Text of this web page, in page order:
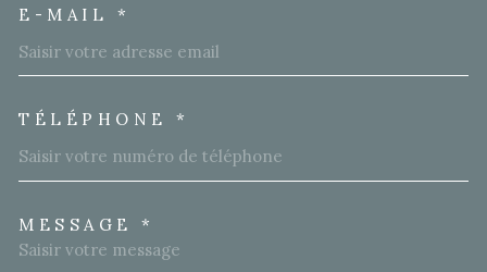
E-MAIL *
TÉLÉPHONE *
MESSAGE *